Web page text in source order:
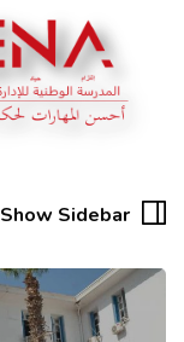
Show Sidebar